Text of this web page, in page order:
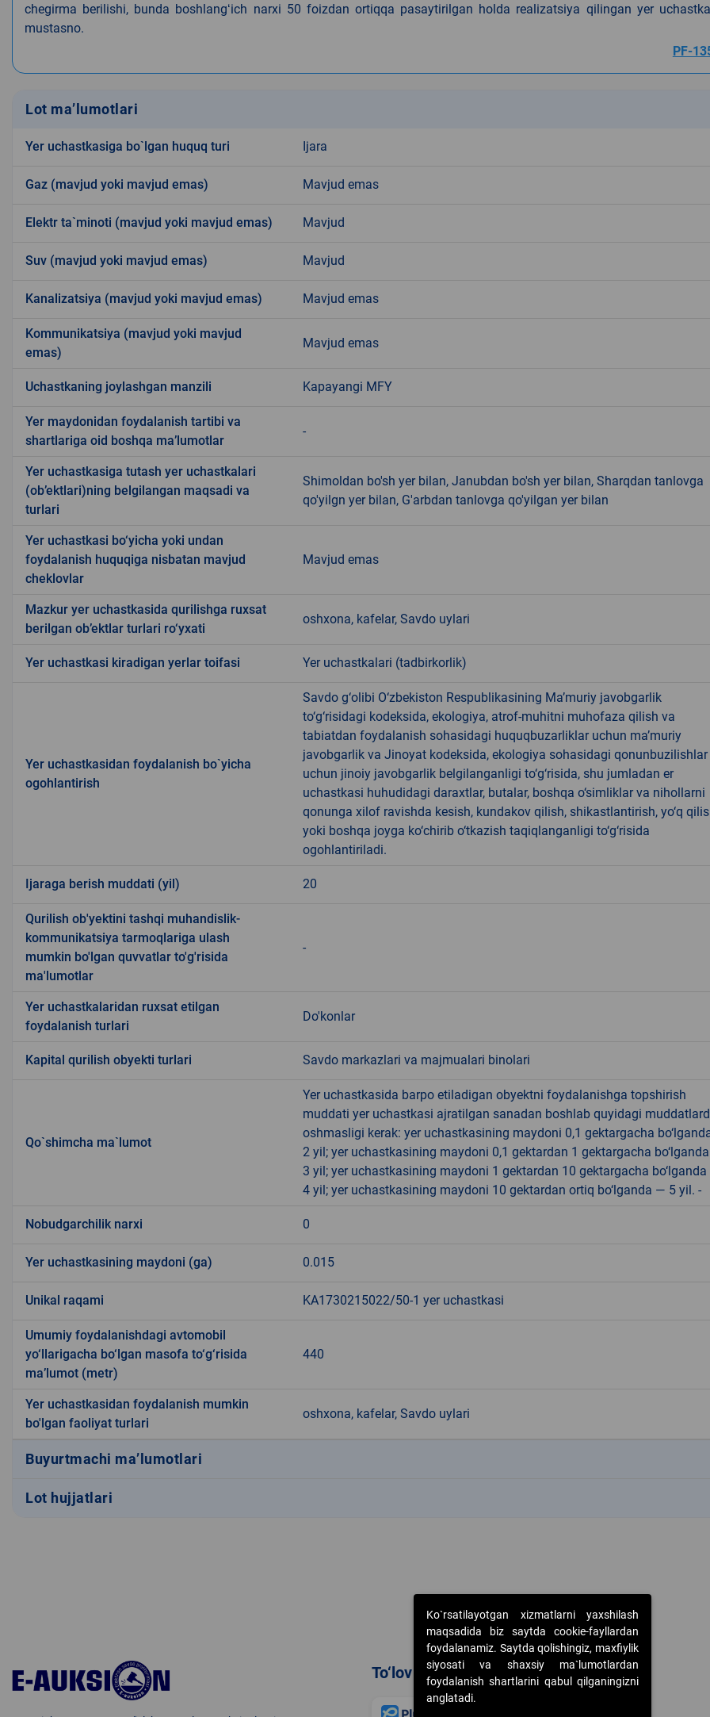
chegirma berilishi, bunda boshlangʻich narxi 50 foizdan ortiqqa pasaytirilgan holda realizatsiya qilingan yer
mustasno.
PF-
Lot ma’lumotlari
Yer uchastkasiga bo`lgan huquq turi Ijara
Gaz (mavjud yoki mavjud emas) Mavjud emas
Elektr ta`minoti (mavjud yoki mavjud emas) Mavjud
Suv (mavjud yoki mavjud emas) Mavjud
Kanalizatsiya (mavjud yoki mavjud emas) Mavjud emas
Kommunikatsiya (mavjud yoki mavjud
emas)
Mavjud emas
Uchastkaning joylashgan manzili Kapayangi MFY
Yer maydonidan foydalanish tartibi va
shartlariga oid boshqa ma’lumotlar
-
Yer uchastkasiga tutash yer uchastkalari
(ob’ektlari)ning belgilangan maqsadi va
turlari
Shimoldan bo'sh yer bilan, Janubdan bo'sh yer bilan, Sharqdan tanlovga
qo'yilgn yer bilan, G'arbdan tanlovga qo'yilgan yer bilan
Yer uchastkasi bo‘yicha yoki undan
foydalanish huquqiga nisbatan mavjud
cheklovlar
Mavjud emas
Mazkur yer uchastkasida qurilishga ruxsat
berilgan ob’ektlar turlari ro‘yxati
oshxona, kafelar, Savdo uylari
Yer uchastkasi kiradigan yerlar toifasi Yer uchastkalari (tadbirkorlik)
Yer uchastkasidan foydalanish bo`yicha
ogohlantirish
Savdo g‘olibi O‘zbekiston Respublikasining Ma’muriy javobgarlik
to‘g‘risidagi kodeksida, ekologiya, atrof-muhitni muhofaza qilish va
tabiatdan foydalanish sohasidagi huquqbuzarliklar uchun ma’muriy
javobgarlik va Jinoyat kodeksida, ekologiya sohasidagi qonunbuzilishlar
uchun jinoiy javobgarlik belgilanganligi to‘g‘risida, shu jumladan er
uchastkasi huhudidagi daraxtlar, butalar, boshqa o‘simliklar va nihollarni
qonunga xilof ravishda kesish, kundakov qilish, shikastlantirish, yo‘q
yoki boshqa joyga ko‘chirib o‘tkazish taqiqlanganligi to‘g‘risida
ogohlantiriladi.
Ijaraga berish muddati (yil) 20
Qurilish ob'yektini tashqi muhandislik-
kommunikatsiya tarmoqlariga ulash
mumkin bo'lgan quvvatlar to'g'risida
ma'lumotlar
-
Yer uchastkalaridan ruxsat etilgan
foydalanish turlari
Do'konlar
Kapital qurilish obyekti turlari Savdo markazlari va majmualari binolari
Qo`shimcha ma`lumot
Yer uchastkasida barpo etiladigan obyektni foydalanishga topshirish
muddati yer uchastkasi ajratilgan sanadan boshlab quyidagi
oshmasligi kerak: yer uchastkasining maydoni 0,1 gektargacha
2 yil; yer uchastkasining maydoni 0,1 gektardan 1 gektargacha
3 yil; yer uchastkasining maydoni 1 gektardan 10 gektargacha
4 yil; yer uchastkasining maydoni 10 gektardan ortiq bo‘lganda — 5 yil. -
Nobudgarchilik narxi 0
Yer uchastkasining maydoni (ga) 0.015
Unikal raqami KA1730215022/50-1 yer uchastkasi
Umumiy foydalanishdagi avtomobil
yo‘llarigacha bo‘lgan masofa to‘g‘risida
ma’lumot (metr)
440
Yer uchastkasidan foydalanish mumkin
bo'lgan faoliyat turlari
oshxona, kafelar, Savdo uylari
Buyurtmachi ma’lumotlari
Lot hujjatlari
To‘lov usullari
Ko`rsatilayotgan xizmatlarni yaxshilash
maqsadida biz saytda cookie-fayllardan
foydalanamiz. Saytda qolishingiz, maxfiylik
siyosati va shaxsiy ma`lumotlardan
foydalanish shartlarini qabul qilganingizni
anglatadi.